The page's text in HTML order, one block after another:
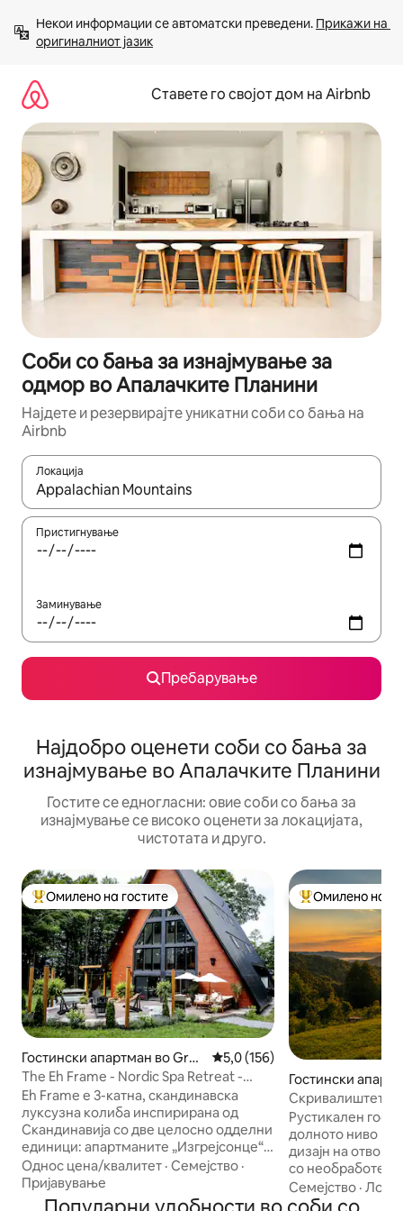
содржина
Некои информации се автоматски преведени. Прикажи на
оригиналниот јазик
Ставете го својот дом на Airbnb
Соби со бања за изнајмување за
одмор во Апалачките Планини
Најдете и резервирајте уникатни соби со бања на
Airbnb
Локација
Кога резултатите се достапни, движете се со копчињата
Пристигнување
Заминување
Пребарување
Најдобро оценети соби со бања за
изнајмување во Апалачките Планини
Гостите се едногласни: овие соби со бања за
изнајмување се високо оценети за локацијата,
чистотата и друго.
Меѓу најуспешните „Омилени на гостите“
Омилено на гостите
Гостински апартман во Graf
ton
Просечна оцена: 5,0 од 5,
5,0 (156)
The Eh Frame - Nordic Spa Retreat -
Daybreak Suite
Eh Frame е 3-катна, скандинавска
луксузна колиба инспирирана од
Скандинавија со две целосно одделни
единици: апартманите „Изгрејсонце“ и
„Зајдисонце“. Вашата група ќе има
ексклузивен пристап до апартманот
„Изгрејсонце“ (сѐ што е прикажано на
Однос цена/квалитет · Семејство ·
Пријавување
МеѓуОмилено на
Гостински
нтон
Скривалиштето
неверојатни
Рустикален
долното ниво на
дизајн на
со
телевизор со
интернет
Семејство ·